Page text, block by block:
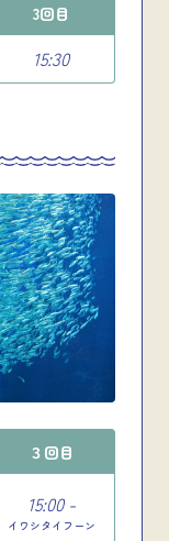
3回目
15:30
３回目
15:00 -
イワシタイフーン